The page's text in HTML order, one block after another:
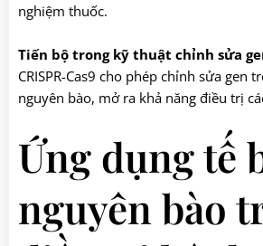
nghiệm thuốc.
Tiến bộ trong kỹ thuật chỉnh sửa
CRISPR-Cas9 cho phép chỉnh sửa gen
nguyên bào, mở ra khả năng điều trị
Ứng dụng tế
nguyên bào